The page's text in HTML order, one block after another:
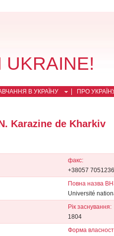
UKRAINE!
В УКРАЇНУ ПРО
Karazine de Kharkiv
факс:
+38057 7051236
Повна назва
Université
Рік заснування:
1804
Форма